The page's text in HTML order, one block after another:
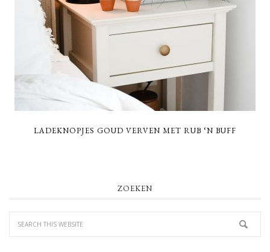
LADEKNOPJES GOUD VERVEN MET RUB ‘N BUFF
ZOEKEN